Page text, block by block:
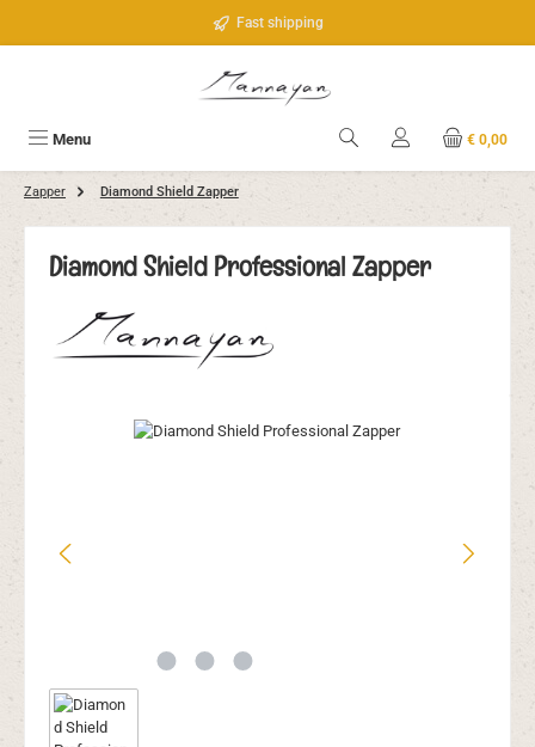
Fast shipping
Menu € 0,00
Zapper Diamond Shield Zapper
Diamond Shield Professional Zapper
Afbeeldingengalerij overslaan